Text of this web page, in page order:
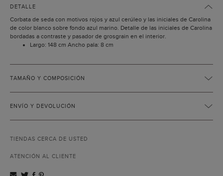
DETALLE
Corbata de seda con motivos rojos y azul cerúleo y las iniciales de Carolina
de color blanco sobre fondo azul marino. Detalle de las iniciales de Carolina
bordadas a contraste y pasador de grosgrain en el interior.
Largo: 148 cm Ancho pala: 8 cm
TAMAÑO Y COMPOSICIÓN
ENVÍO Y DEVOLUCIÓN
TIENDAS CERCA DE USTED
ATENCIÓN AL CLIENTE